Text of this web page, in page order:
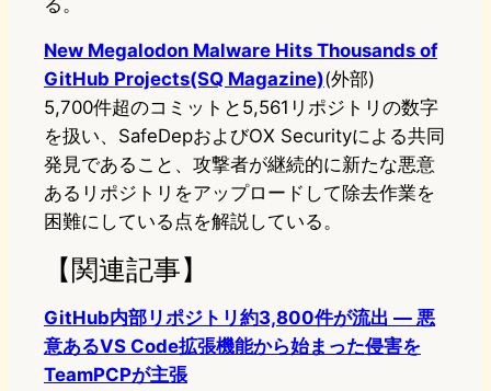
る。
New Megalodon Malware Hits Thousands of
GitHub Projects(SQ Magazine)(外部)
5,700件超のコミットと5,561リポジトリの数字
を扱い、SafeDepおよびOX Securityによる共同
発見であること、攻撃者が継続的に新たな悪意
あるリポジトリをアップロードして除去作業を
困難にしている点を解説している。
【関連記事】
GitHub内部リポジトリ約3,800件が流出 — 悪
意あるVS Code拡張機能から始まった侵害を
TeamPCPが主張